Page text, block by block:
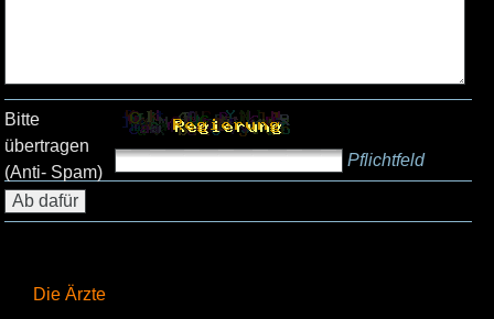
Die Ärzte
Bitte
übertragen
(Anti- Spam)
Pflichtfeld